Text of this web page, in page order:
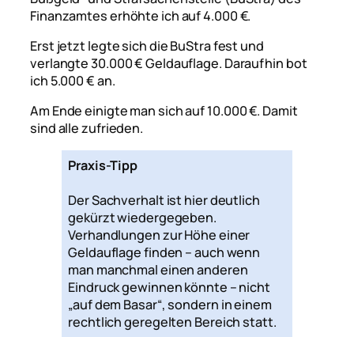
Finanzamtes erhöhte ich auf 4.000 €.
Erst jetzt legte sich die BuStra fest und
verlangte 30.000 € Geldauflage. Daraufhin bot
ich 5.000 € an.
Am Ende einigte man sich auf 10.000 €. Damit
sind alle zufrieden.
Praxis-Tipp
Der Sachverhalt ist hier deutlich
gekürzt wiedergegeben.
Verhandlungen zur Höhe einer
Geldauflage finden – auch wenn
man manchmal einen anderen
Eindruck gewinnen könnte – nicht
„auf dem Basar“, sondern in einem
rechtlich geregelten Bereich statt.